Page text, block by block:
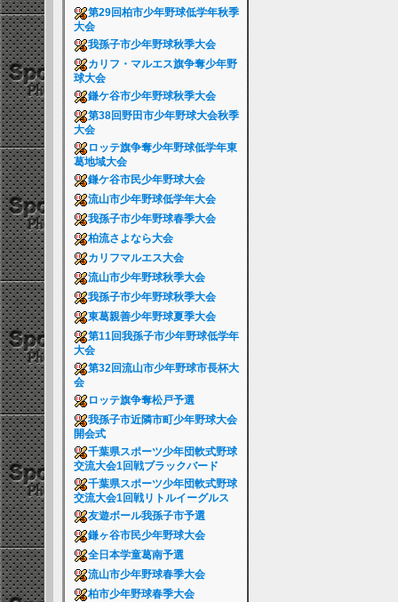
第29回柏市少年野球低学年秋季
大会
我孫子市少年野球秋季大会
カリフ・マルエス旗争奪少年野
球大会
鎌ケ谷市少年野球秋季大会
第38回野田市少年野球大会秋季
大会
ロッテ旗争奪少年野球低学年東
葛地域大会
鎌ケ谷市民少年野球大会
流山市少年野球低学年大会
我孫子市少年野球春季大会
柏流さよなら大会
カリフマルエス大会
流山市少年野球秋季大会
我孫子市少年野球秋季大会
東葛親善少年野球夏季大会
第11回我孫子市少年野球低学年
大会
第32回流山市少年野球市長杯大
会
ロッテ旗争奪松戸予選
我孫子市近隣市町少年野球大会
開会式
千葉県スポーツ少年団軟式野球
交流大会1回戦ブラックバード
千葉県スポーツ少年団軟式野球
交流大会1回戦リトルイーグルス
友遊ボール我孫子市予選
鎌ヶ谷市民少年野球大会
全日本学童葛南予選
流山市少年野球春季大会
柏市少年野球春季大会